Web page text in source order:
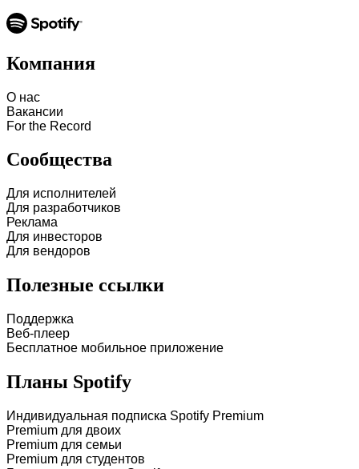
Компания
О нас
Вакансии
For the Record
Сообщества
Для исполнителей
Для разработчиков
Реклама
Для инвесторов
Для вендоров
Полезные ссылки
Поддержка
Веб-плеер
Бесплатное мобильное приложение
Планы Spotify
Индивидуальная подписка Spotify Premium
Premium для двоих
Premium для семьи
Premium для студентов